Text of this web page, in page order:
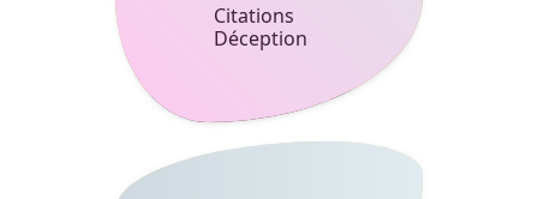
Citations
Déception